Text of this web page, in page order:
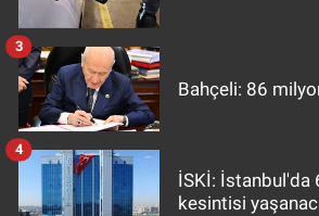
Bahçeli: 86
3
İSKİ: İstanbul'da
kesintisi
4